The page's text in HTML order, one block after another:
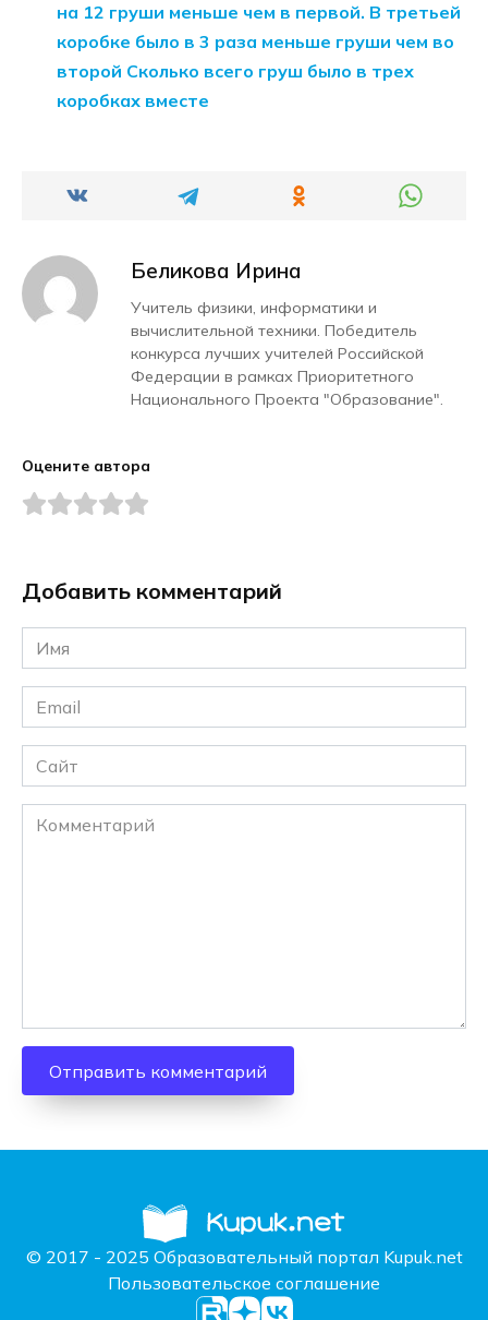
на 12 груши меньше чем в первой. В третьей
коробке было в 3 раза меньше груши чем во
второй Сколько всего груш было в трех
коробках вместе
Беликова Ирина
Учитель физики, информатики и
вычислительной техники. Победитель
конкурса лучших учителей Российской
Федерации в рамках Приоритетного
Национального Проекта "Образование".
Оцените автора
Добавить комментарий
Имя
*
Email
*
Сайт
Комментарий
© 2017 - 2025 Образовательный портал Kupuk.net
Пользовательское соглашение